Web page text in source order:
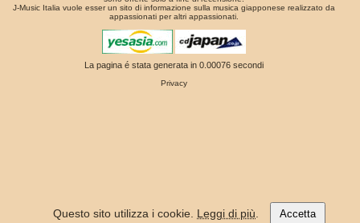
Questo sito utilizza i cookie. Leggi di più Accetta
J-Music Italia vuole esser un sito di informazione sulla musica giapponese realizzato da
appassionati per altri appassionati.
La pagina é stata generata in 0.00076 secondi
Privacy